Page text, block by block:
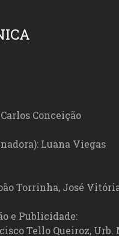
Conceição
Luana Viegas
Torrinha, José
e Publicidade:
Tello Queiroz, Urb.